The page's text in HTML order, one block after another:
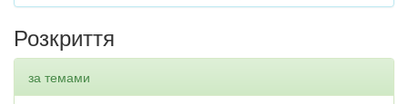
Розкриття
за темами